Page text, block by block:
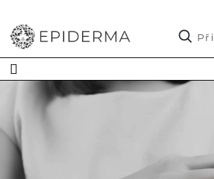
obsah